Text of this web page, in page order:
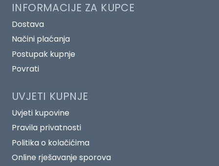
INFORMACIJE ZA KUPCE
Dostava
Načini plaćanja
Postupak kupnje
Povrati
UVJETI KUPNJE
Uvjeti kupovine
Pravila privatnosti
Politika o kolačićima
Online rješavanje sporova